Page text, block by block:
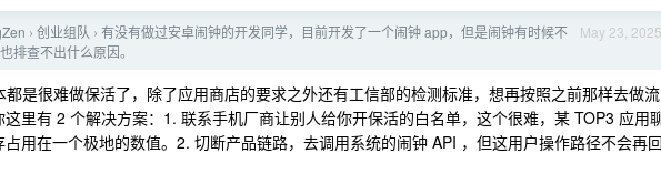
May 23, 2025
› 创业组队 › 有没有做过安卓闹钟的开发同学，目前开发了一个闹钟 app，但是闹钟有时候不
排查不出什么原因。
是很难做保活了，除了应用商店的要求之外还有工信部的检测标准，想再按照之前那样去做流
里有 2 个解决方案：1. 联系手机厂商让别人给你开保活的白名单，这个很难，某 TOP3 应用
用在一个极地的数值。2. 切断产品链路，去调用系统的闹钟 API ，但这用户操作路径不会再回